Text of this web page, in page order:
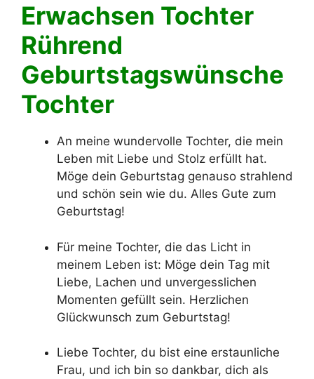
Erwachsen Tochter
Rührend
Geburtstagswünsche
Tochter
An meine wundervolle Tochter, die mein
Leben mit Liebe und Stolz erfüllt hat.
Möge dein Geburtstag genauso strahlend
und schön sein wie du. Alles Gute zum
Geburtstag!
Für meine Tochter, die das Licht in
meinem Leben ist: Möge dein Tag mit
Liebe, Lachen und unvergesslichen
Momenten gefüllt sein. Herzlichen
Glückwunsch zum Geburtstag!
Liebe Tochter, du bist eine erstaunliche
Frau, und ich bin so dankbar, dich als